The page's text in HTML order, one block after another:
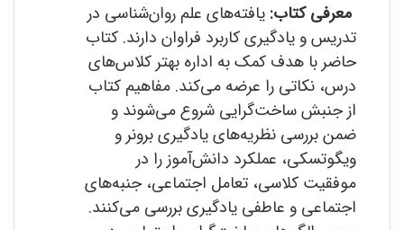
معرفی کتاب: یافته‌های علم روان‌شناسی در
تدریس و یادگیری کاربرد فراوان دارند. کتاب
حاضر با هدف کمک به اداره بهتر کلاس‌های
درس، نکاتی را عرضه می‌کند. مفاهیم کتاب
از جنبش ساخت‌گرایی شروع می‌شوند و
ضمن بررسی نظریه‌های یادگیری برونر و
ویگوتسکی، عملکرد دانش‌آموز را در
موفقیت کلاسی، تعامل اجتماعی، جنبه‌های
اجتماعی و عاطفی یادگیری بررسی می‌کنند.